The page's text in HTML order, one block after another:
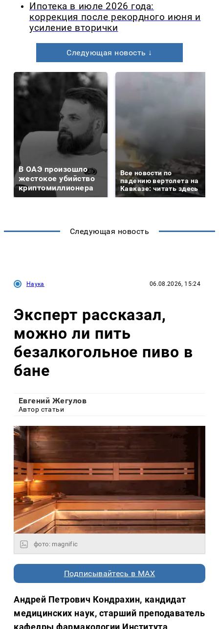
Ипотека в июле 2026 года:
коррекция после рекордного июня и
усиление вторички
Следующая новость ↓
В ОАЭ произошло
жестокое убийство
криптомиллионера
Все новости по
падению вертолета на
Кавказе: читать здесь
Следующая новость
Наука 06.08.2026, 15:24
Эксперт рассказал,
можно ли пить
безалкогольное пиво в
бане
Евгений Жегулов
Автор статьи
фото: magnific
Подписывайтесь в MAX
Андрей Петрович Кондрахин, кандидат
медицинских наук, старший преподаватель
кафедры фармакологии Института